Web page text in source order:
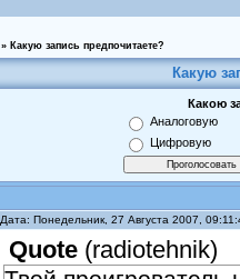
» Какую запись предпочитаете?
Какую
Какою
Аналоговую
Цифровую
Дата: Понедельник, 27 Августа 2007,
Quote(radiotehnik)